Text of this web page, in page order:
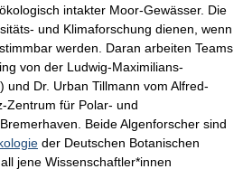
intakter Moor-Gewässer. Die
und Klimaforschung dienen, wenn
werden. Daran arbeiten Teams
von der Ludwig-Maximilians-
und Dr. Urban Tillmann vom Alfred-
Zentrum für Polar- und
Beide Algenforscher sind
der Deutschen Botanischen
jene Wissenschaftler*innen